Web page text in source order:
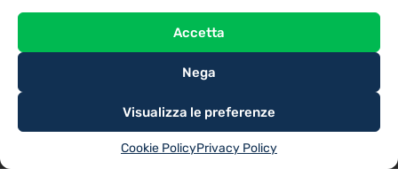
Accetta
Nega
Visualizza le preferenze
Cookie PolicyPrivacy Policy